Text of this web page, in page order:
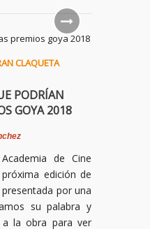
CLAQUETA
PODRÍAN
GOYA 2018
de Cine
edición de
por una
su palabra y
la obra para ver